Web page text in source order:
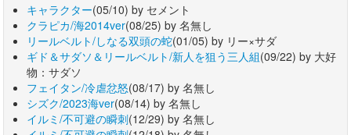
キャラクター(05/10) by セメント
クラピカ/海2014ver(08/25) by 名無し
リールベルト/しなる双頭の蛇(01/05) by リー×サダ
ギド＆サダソ＆リールベルト/新人を狙う三人組(09/22) by 大好
物：サダソ
フェイタン/冷虐忿怒(08/17) by 名無し
シズク/2023海ver(08/14) by 名無し
イルミ/不可避の瞬刺(12/29) by 名無し